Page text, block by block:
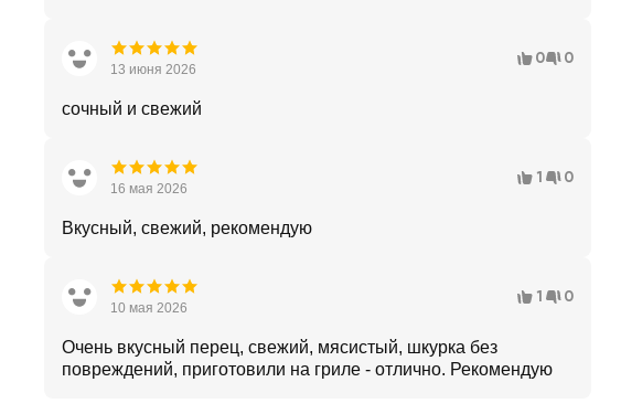
13 июня 2026
0 0
сочный и свежий
16 мая 2026
1 0
Вкусный, свежий, рекомендую
10 мая 2026
1 0
Очень вкусный перец, свежий, мясистый, шкурка без
повреждений, приготовили на гриле - отлично. Рекомендую